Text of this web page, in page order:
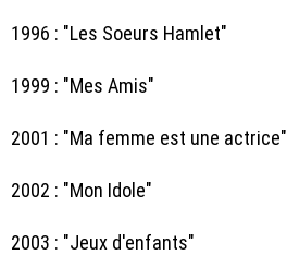
1996 : "Les Soeurs Hamlet"
1999 : "Mes Amis"
2001 : "Ma femme est une actrice"
2002 : "Mon Idole"
2003 : "Jeux d'enfants"